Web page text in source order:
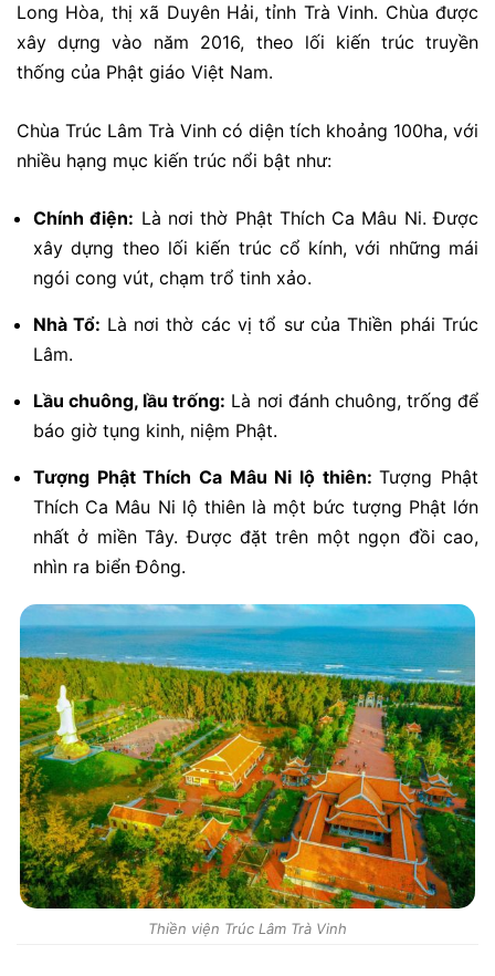
Long Hòa, thị xã Duyên Hải, tỉnh Trà Vinh. Chùa được
xây dựng vào năm 2016, theo lối kiến trúc truyền
thống của Phật giáo Việt Nam.
Chùa Trúc Lâm Trà Vinh có diện tích khoảng 100ha, với
nhiều hạng mục kiến trúc nổi bật như:
Chính điện: Là nơi thờ Phật Thích Ca Mâu Ni. Được
xây dựng theo lối kiến trúc cổ kính, với những mái
ngói cong vút, chạm trổ tinh xảo.
Nhà Tổ: Là nơi thờ các vị tổ sư của Thiền phái Trúc
Lâm.
Lầu chuông, lầu trống: Là nơi đánh chuông, trống để
báo giờ tụng kinh, niệm Phật.
Tượng Phật Thích Ca Mâu Ni lộ thiên:Tượng Phật
Thích Ca Mâu Ni lộ thiên là một bức tượng Phật lớn
nhất ở miền Tây. Được đặt trên một ngọn đồi cao,
nhìn ra biển Đông.
Thiền viện Trúc Lâm Trà Vinh